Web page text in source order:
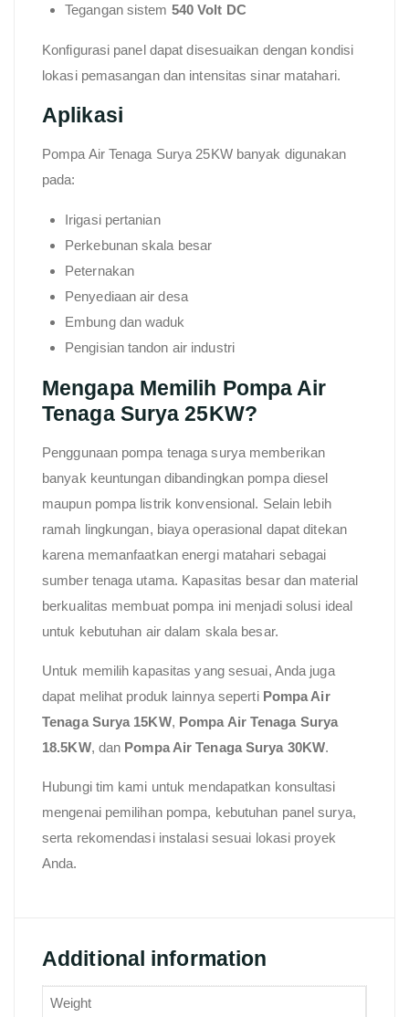
Tegangan sistem 540 Volt DC
Konfigurasi panel dapat disesuaikan dengan kondisi
lokasi pemasangan dan intensitas sinar matahari.
Aplikasi
Pompa Air Tenaga Surya 25KW banyak digunakan
pada:
Irigasi pertanian
Perkebunan skala besar
Peternakan
Penyediaan air desa
Embung dan waduk
Pengisian tandon air industri
Mengapa Memilih Pompa Air
Tenaga Surya 25KW?
Penggunaan pompa tenaga surya memberikan
banyak keuntungan dibandingkan pompa diesel
maupun pompa listrik konvensional. Selain lebih
ramah lingkungan, biaya operasional dapat ditekan
karena memanfaatkan energi matahari sebagai
sumber tenaga utama. Kapasitas besar dan material
berkualitas membuat pompa ini menjadi solusi ideal
untuk kebutuhan air dalam skala besar.
Untuk memilih kapasitas yang sesuai, Anda juga
dapat melihat produk lainnya seperti Pompa Air
Tenaga Surya 15KW, Pompa Air Tenaga Surya
18.5KW, dan Pompa Air Tenaga Surya 30KW.
Hubungi tim kami untuk mendapatkan konsultasi
mengenai pemilihan pompa, kebutuhan panel surya,
serta rekomendasi instalasi sesuai lokasi proyek
Anda.
Additional information
Weight